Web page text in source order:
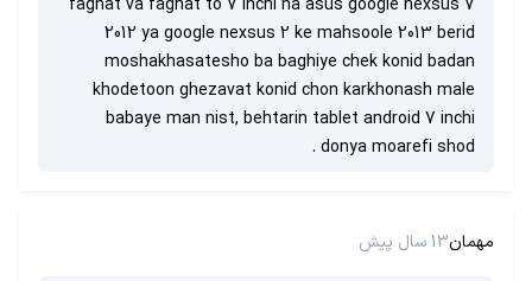
faghat va faghat to 7 inchi ha asus google nexsus 7
2012 ya google nexsus 2 ke mahsoole 2013 berid
moshakhasatesho ba baghiye chek konid badan
khodetoon ghezavat konid chon karkhonash male
babaye man nist, behtarin tablet android 7 inchi
donya moarefi shod .
مهمان13 سال پیش